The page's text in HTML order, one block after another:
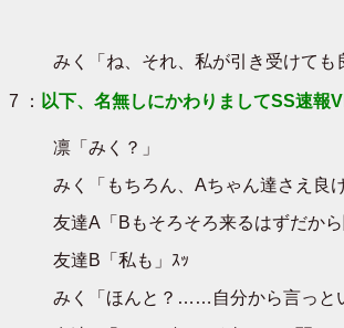
みく「ね、それ、私が引き受けても
7 ： 以下、名無しにかわりましてSS速報
凛「みく？」
みく「もちろん、Aちゃん達さえ良
友達A「Bもそろそろ来るはずだか
友達B「私も」ｽｯ
みく「ほんと？……自分から言っと